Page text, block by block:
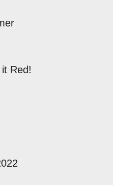
Red!